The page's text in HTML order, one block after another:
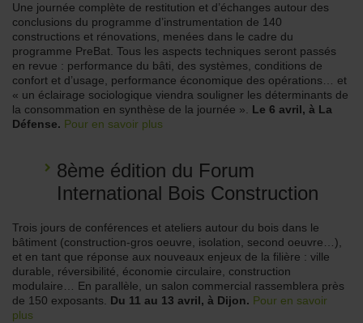
Une journée complète de restitution et d’échanges autour des
conclusions du programme d’instrumentation de 140
constructions et rénovations, menées dans le cadre du
programme PreBat. Tous les aspects techniques seront passés
en revue : performance du bâti, des systèmes, conditions de
confort et d’usage, performance économique des opérations… et
« un éclairage sociologique viendra souligner les déterminants de
la consommation en synthèse de la journée ».
Le 6 avril, à La
Défense. Pour en savoir plus
8ème édition du Forum
International Bois Construction
Trois jours de conférences et ateliers autour du bois dans le
bâtiment (construction-gros oeuvre, isolation, second oeuvre…),
et en tant que réponse aux nouveaux enjeux de la filière : ville
durable, réversibilité, économie circulaire, construction
modulaire… En parallèle, un salon commercial rassemblera près
de 150 exposants. Du 11 au 13 avril, à Dijon. Pour en savoir
plus